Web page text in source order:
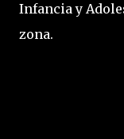
Infancia y
zona.